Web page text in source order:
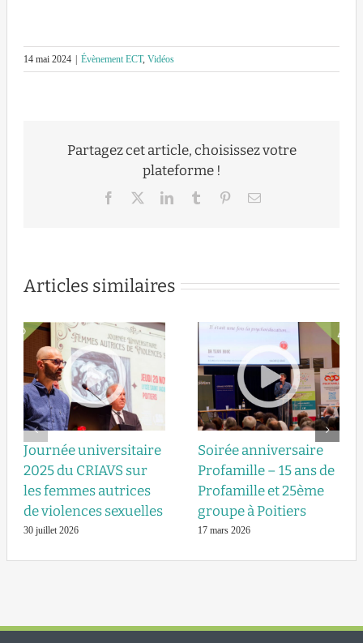
14 mai 2024 | Évènement ECT, Vidéos
Partagez cet article, choisissez votre
plateforme !
Facebook LinkedInTumblr PinterestEmail
Articles similaires
Journée universitaire
2025 du CRIAVS sur
les femmes autrices
de violences sexuelles
30 juillet 2026
Soirée anniversaire
Profamille – 15 ans de
Profamille et 25ème
groupe à Poitiers
17 mars 2026